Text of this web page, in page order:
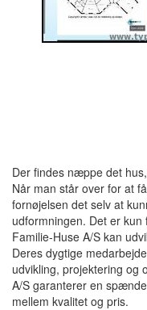
Der findes næppe det
Når man står over for at
fornøjelsen det selv at
udformningen. Det er
Familie-Huse A/S kan
Deres dygtige
udvikling, projektering og
A/S garanterer en
mellem kvalitet og pris.